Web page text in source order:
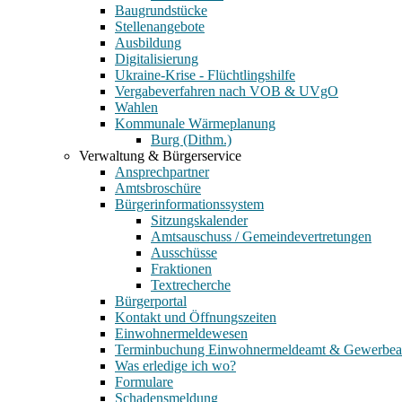
Baugrundstücke
Stellenangebote
Ausbildung
Digitalisierung
Ukraine-Krise - Flüchtlingshilfe
Vergabeverfahren nach VOB & UVgO
Wahlen
Kommunale Wärmeplanung
Burg (Dithm.)
Verwaltung & Bürgerservice
Ansprechpartner
Amtsbroschüre
Bürgerinformationssystem
Sitzungskalender
Amtsauschuss / Gemeindevertretungen
Ausschüsse
Fraktionen
Textrecherche
Bürgerportal
Kontakt und Öffnungszeiten
Einwohnermeldewesen
Terminbuchung Einwohnermeldeamt &
Was erledige ich wo?
Formulare
Schadensmeldung